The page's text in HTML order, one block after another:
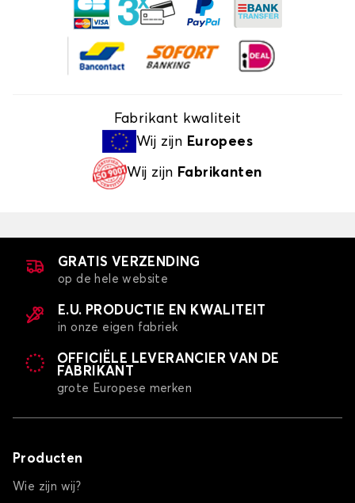
Fabrikant kwaliteit
Wij zijn Europees
Wij zijn Fabrikanten
GRATIS VERZENDING
op de hele website
E.U. PRODUCTIE EN KWALITEIT
in onze eigen fabriek
OFFICIËLE LEVERANCIER VAN DE
FABRIKANT
grote Europese merken
Producten
Wie zijn wij?